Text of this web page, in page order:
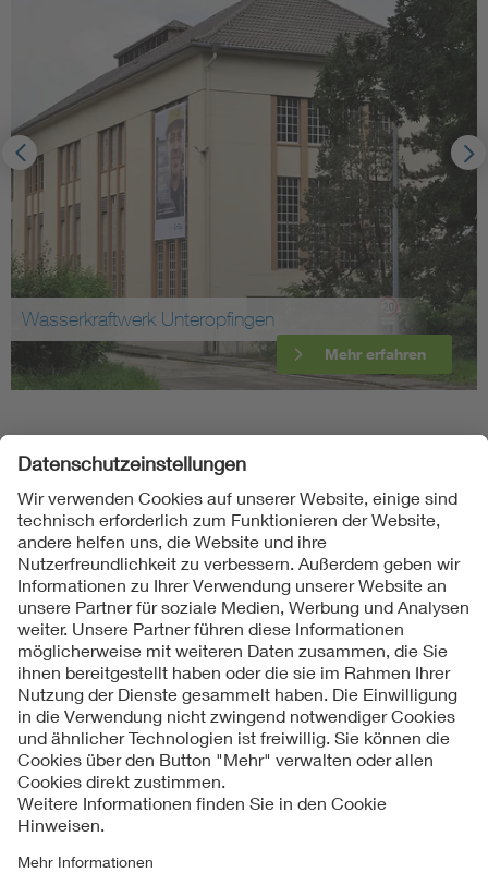
Wasserkraftwerk Unteropfingen
Mehr erfahren
Folgen Sie uns
Kontakte
Service
Impressum
Datenschutzinformationen
Cookie Hinweise